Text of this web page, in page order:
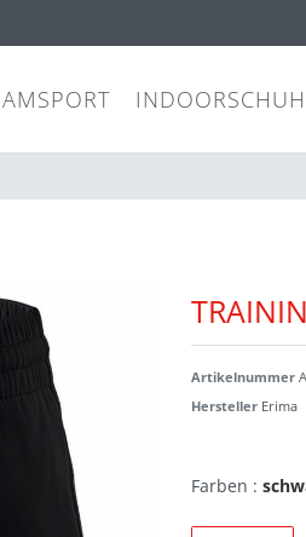
Artikelnummer
Hersteller Erima
Farben :